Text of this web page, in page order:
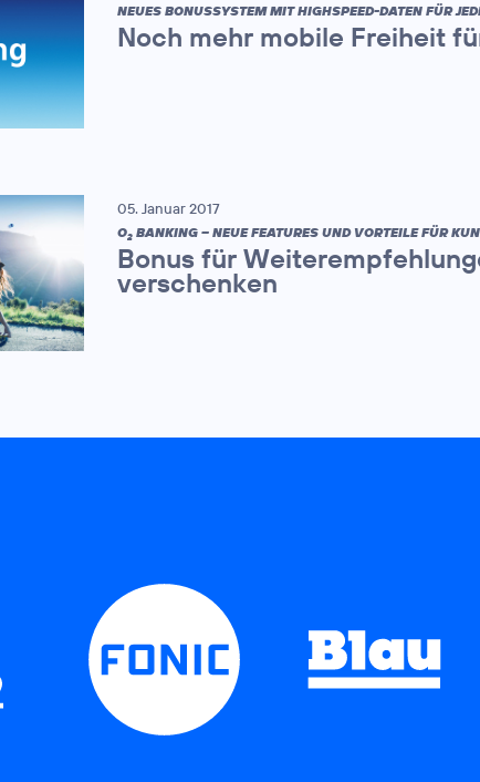
NEUES BONUSSYSTEM MIT HIGHSPEED-DATEN FÜR
Noch mehr mobile Freiheit
05. Januar 2017
O2 BANKING – NEUE FEATURES UND VORTEILE FÜR
Bonus für
verschenken